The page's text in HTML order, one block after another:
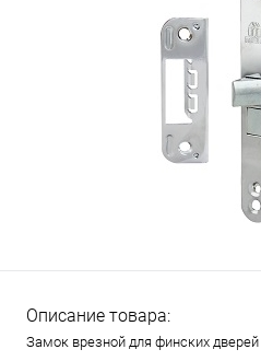
Описание товара:
Замок врезной для финских